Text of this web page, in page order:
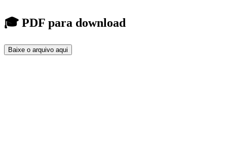
🎓 PDF para download
Baixe o arquivo aqui